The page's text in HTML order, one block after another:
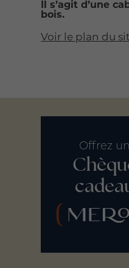
Il s’agit d’une
bois.
Voir le plan du
Offrez un